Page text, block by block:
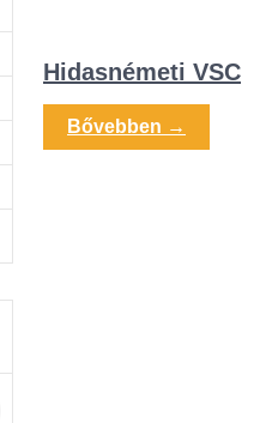
Hidasnémeti VSC
Bővebben →